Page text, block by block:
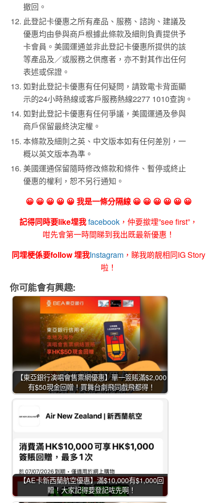
撤回。
此登記卡優惠之所有產品、服務、諮詢、建議及
優惠均由參與商戶根據此條款及細則負責提供予
卡會員。美國運通並非此登記卡優惠所提供的該
等產品及／或服務之供應者，亦不對其作出任何
表述或保證。
如對此登記卡優惠有任何疑問，請致電卡背面顯
示的24小時熱線或客戶服務熱線2277 1010查詢。
如對此登記卡優惠有任何爭議，美國運通及參與
商戶保留最終決定權。
本條款及細則之英、中文版本如有任何差別，一
概以英文版本為準。
美國運通保留隨時修改條款和條件、暫停或終止
優惠的權利，恕不另行通知。
😀 😀 😀 😀 😀 我是一條分隔線 😀 😀 😀 😀 😀 😀
記得同時要like埋我facebook ，仲要撳埋”see first”，
咁先會第一時間睇到我出既最新優惠！
同埋梗係要follow 埋我Instagram ，睇我啲靚相同IG Story
啦！
你可能會有興趣:
【東亞銀行演唱會售票網優惠】單一簽賬滿$2,000
有$50現金回贈！買舞台劇飛同戲飛都得！
【AE卡新西蘭航空優惠】滿$10,000有$1,000回
贈！大家記得要登記咗先啊！